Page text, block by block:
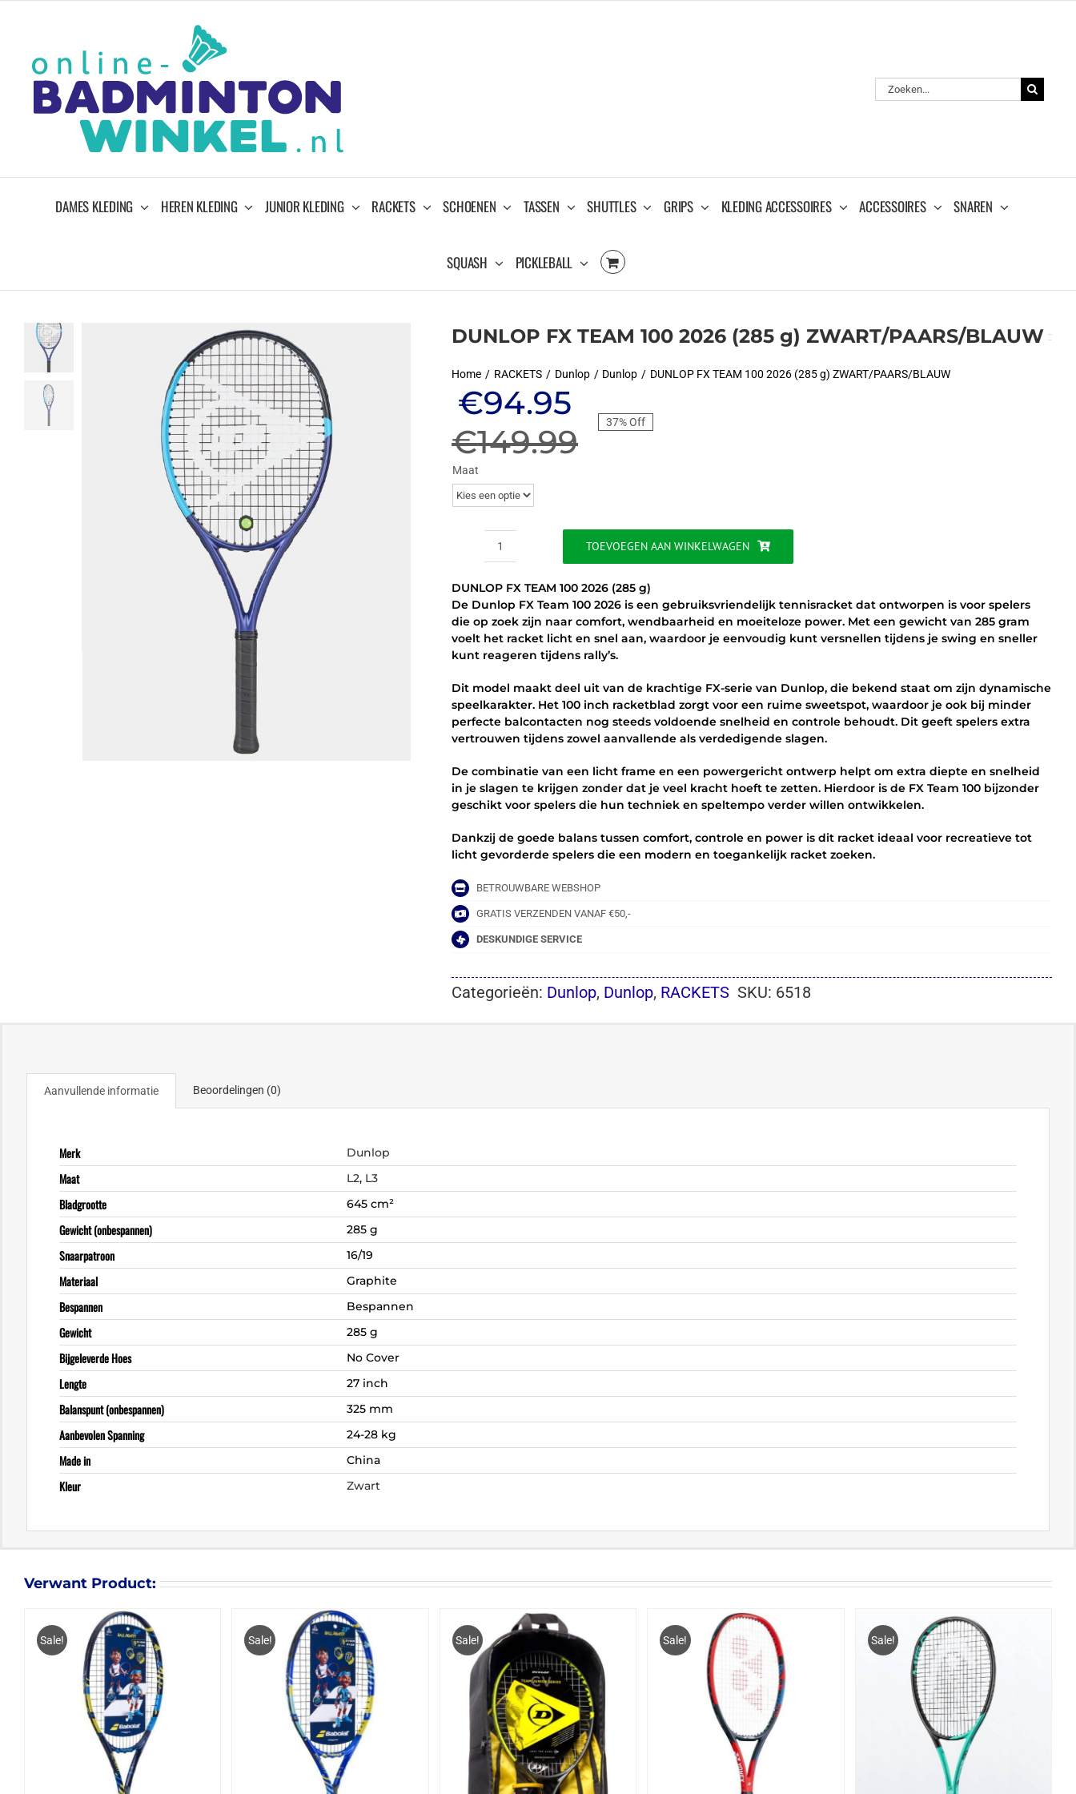
Zoeken
naar:
DAMES KLEDING HEREN KLEDING JUNIOR KLEDING RACKETS SCHOENEN TASSEN SHUTTLES GRIPS KLEDING ACCESSOIRES ACCESSOIRES SNAREN
SQUASH PICKLEBALL
DUNLOP FX TEAM 100 2026 (285 g) ZWART/PAARS/BLAUW
Home RACKETS Dunlop Dunlop DUNLOP FX TEAM 100 2026 (285 g) ZWART/PAARS/BLAUW
€149.99
Oorspronkelijke
prijs
was:
€149.99.
€94.95
Huidige
prijs
is:
€94.95.
37% Off
Maat
DUNLOP
TEAM
100
2026
(285
g)
aantal
TOEVOEGEN AAN WINKELWAGEN
DUNLOP FX TEAM 100 2026 (285 g)
De Dunlop FX Team 100 2026 is een gebruiksvriendelijk tennisracket dat ontworpen is voor spelers
die op zoek zijn naar comfort, wendbaarheid en moeiteloze power. Met een gewicht van 285 gram
voelt het racket licht en snel aan, waardoor je eenvoudig kunt versnellen tijdens je swing en sneller
kunt reageren tijdens rally’s.
Dit model maakt deel uit van de krachtige FX-serie van Dunlop, die bekend staat om zijn dynamische
speelkarakter. Het 100 inch racketblad zorgt voor een ruime sweetspot, waardoor je ook bij minder
perfecte balcontacten nog steeds voldoende snelheid en controle behoudt. Dit geeft spelers extra
vertrouwen tijdens zowel aanvallende als verdedigende slagen.
De combinatie van een licht frame en een powergericht ontwerp helpt om extra diepte en snelheid
in je slagen te krijgen zonder dat je veel kracht hoeft te zetten. Hierdoor is de FX Team 100 bijzonder
geschikt voor spelers die hun techniek en speltempo verder willen ontwikkelen.
Dankzij de goede balans tussen comfort, controle en power is dit racket ideaal voor recreatieve tot
licht gevorderde spelers die een modern en toegankelijk racket zoeken.
BETROUWBARE WEBSHOP
GRATIS VERZENDEN VANAF €50,-
DESKUNDIGE SERVICE
Categorieën: Dunlop, Dunlop, RACKETS SKU: 6518
Aanvullende informatie Beoordelingen (0)
Merk Dunlop
Maat L2, L3
Bladgrootte 645 cm²
Gewicht (onbespannen) 285 g
Snaarpatroon 16/19
Materiaal Graphite
Bespannen Bespannen
Gewicht 285 g
Bijgeleverde Hoes No Cover
Lengte 27 inch
Balanspunt (onbespannen) 325 mm
Aanbevolen Spanning 24-28 kg
Made in China
Kleur Zwart
Verwant Product:
Sale! Sale! Sale! Sale! Sale!